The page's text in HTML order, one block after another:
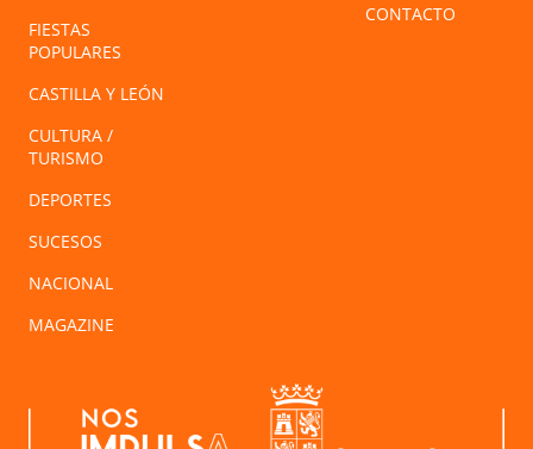
FIESTAS
POPULARES
CASTILLA Y LEÓN
CULTURA /
TURISMO
DEPORTES
SUCESOS
NACIONAL
MAGAZINE
CONTACTO